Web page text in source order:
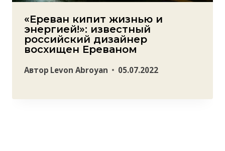
«Ереван кипит жизнью и
энергией!»: известный
российский дизайнер
восхищен Ереваном
Автор Levon Abroyan 05.07.2022